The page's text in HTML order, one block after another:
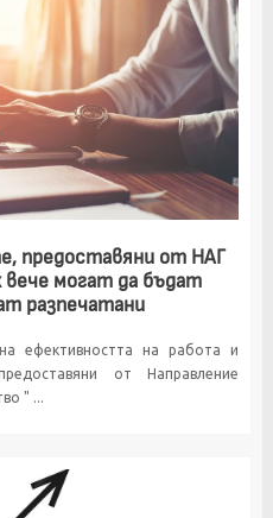
предоставяни от НАГ
вече могат да бъдат
разпечатани
ефективността на работа и
от Направление
" ...